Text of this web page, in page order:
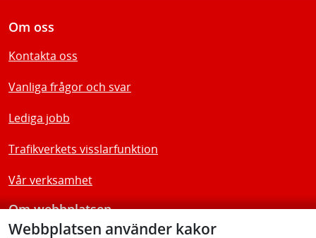
Webbplatsen använder kakor
Om oss
Kontakta oss
Vanliga frågor och svar
Lediga jobb
Trafikverkets visslarfunktion
Vår verksamhet
Om webbplatsen